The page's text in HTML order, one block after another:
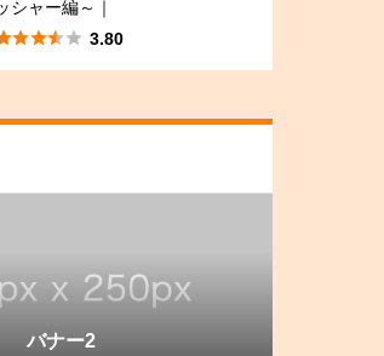
シャー編～｜
 3.80
バナー3
バナー1
バナー2
バナー3
バナー1